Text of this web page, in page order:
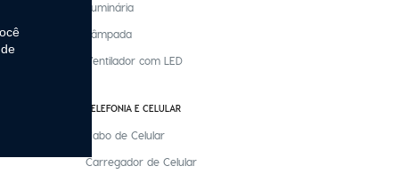
Luminária
Lâmpada
Ventilador com LED
TELEFONIA E CELULAR
Cabo de Celular
Carregador de Celular